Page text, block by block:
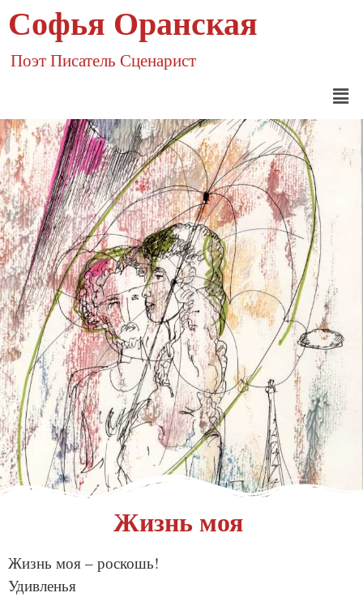
Софья Оранская
Поэт Писатель Сценарист
Жизнь моя
Жизнь моя – роскошь!
Удивленья